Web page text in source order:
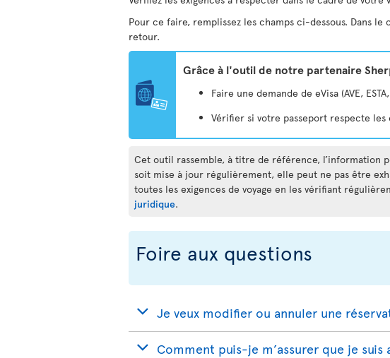
Pour ce faire, remplissez les champs ci-dessous. Dans
retour.
Grâce à l'outil de notre partenaire
Faire une demande de eVisa (AVE,
Vérifier si votre passeport respecte
Cet outil rassemble, à titre de référence, l’information
soit mise à jour régulièrement, elle peut ne pas être
toutes les exigences de voyage en les vérifiant
juridique.
Foire aux questions
Je veux modifier ou annuler une
Comment puis-je m’assurer que je